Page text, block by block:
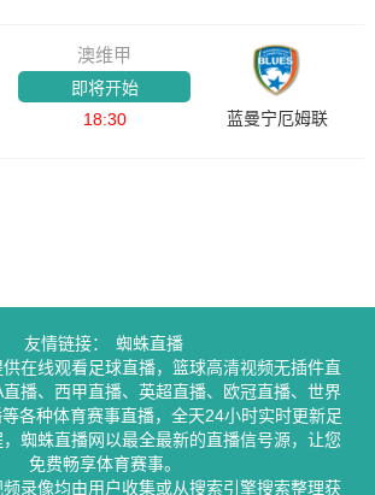
澳维甲
即将开始
18:30
蓝曼宁厄姆联
友情链接：
蜘蛛直播
在线观看足球直播，篮球高清视频无插件直
播、西甲直播、英超直播、欧冠直播、世界
各种体育赛事直播，全天24小时实时更新足
蜘蛛直播网以最全最新的直播信号源，让您
免费畅享体育赛事。
录像均由用户收集或从搜索引擎搜索整理获